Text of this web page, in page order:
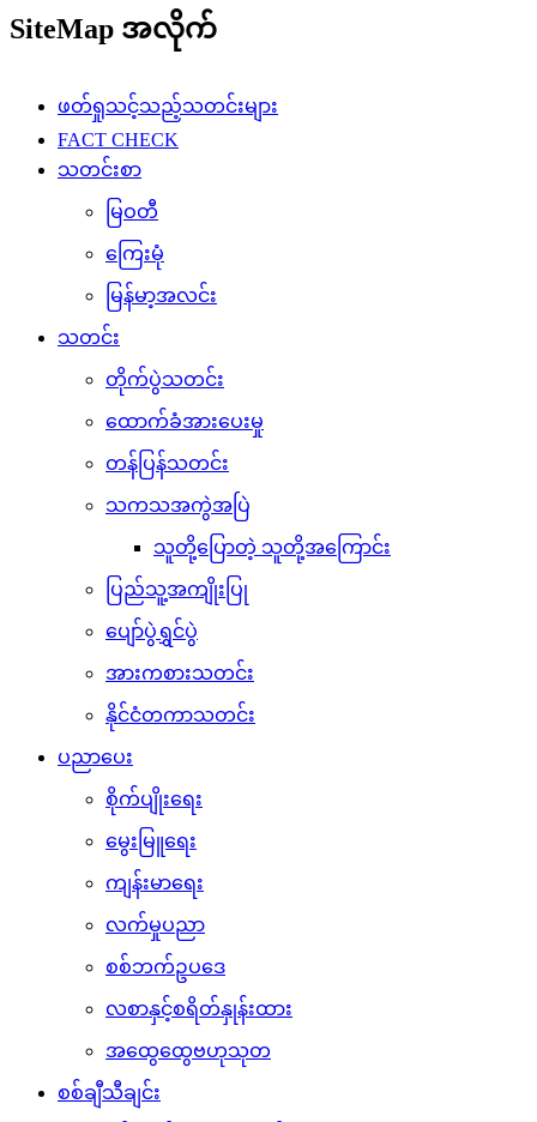
SiteMap အလိုက်
ဖတ်ရှုသင့်သည့်သတင်းများ
FACT CHECK
သတင်းစာ
မြဝတီ
ကြေးမုံ
မြန်မာ့အလင်း
သတင်း
တိုက်ပွဲသတင်း
ထောက်ခံအားပေးမှု
တန်ပြန်သတင်း
သကသအကွဲအပြဲ
သူတို့ပြောတဲ့ သူတို့အကြောင်း
ပြည်သူ့အကျိုးပြု
ပျော်ပွဲရွှင်ပွဲ
အားကစားသတင်း
နိုင်ငံတကာသတင်း
ပညာပေး
စိုက်ပျိုးရေး
မွေးမြူရေး
ကျန်းမာရေး
လက်မှုပညာ
စစ်ဘက်ဥပဒေ
လစာနှင့်စရိတ်နှုန်းထား
အထွေထွေဗဟုသုတ
စစ်ချီသီချင်း